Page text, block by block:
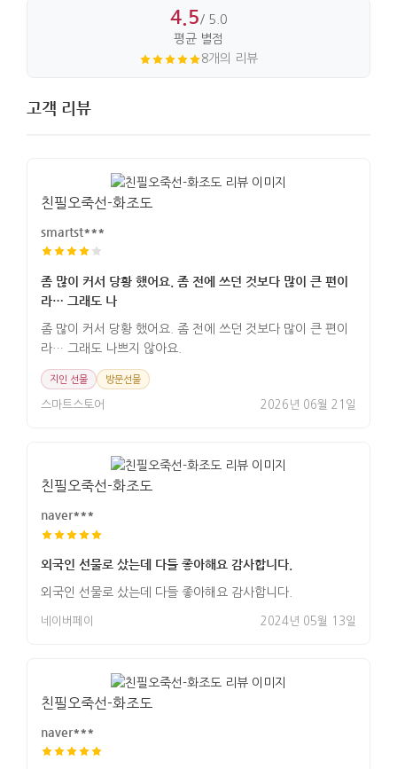
4.5/ 5.0
평균 별점
8개의 리뷰
고객 리뷰
친필오죽선-화조도
smartst***
좀 많이 커서 당황 했어요. 좀 전에 쓰던 것보다 많이 큰 편이
라… 그래도 나
좀 많이 커서 당황 했어요. 좀 전에 쓰던 것보다 많이 큰 편이
라… 그래도 나쁘지 않아요.
지인 선물 방문선물
스마트스토어 2026년 06월 21일
친필오죽선-화조도
naver***
외국인 선물로 샀는데 다들 좋아해요 감사합니다.
외국인 선물로 샀는데 다들 좋아해요 감사합니다.
네이버페이 2024년 05월 13일
친필오죽선-화조도
naver***